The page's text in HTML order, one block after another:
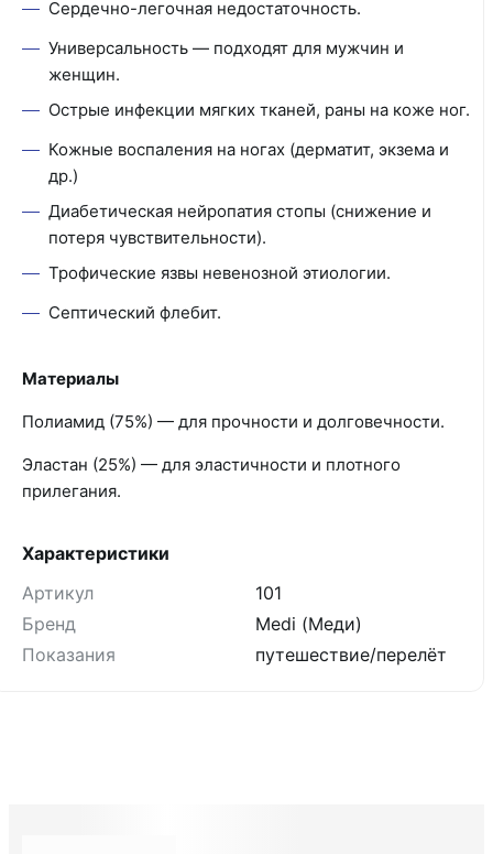
Сердечно-легочная недостаточность.
Универсальность — подходят для мужчин и
женщин.
Острые инфекции мягких тканей, раны на коже ног.
Кожные воспаления на ногах (дерматит, экзема и
др.)
Диабетическая нейропатия стопы (снижение и
потеря чувствительности).
Трофические язвы невенозной этиологии.
Септический флебит.
Материалы
Полиамид (75%) — для прочности и долговечности.
Эластан (25%) — для эластичности и плотного
прилегания.
Характеристики
Артикул
101
Бренд
Medi (Меди)
Показания
путешествие/перелёт